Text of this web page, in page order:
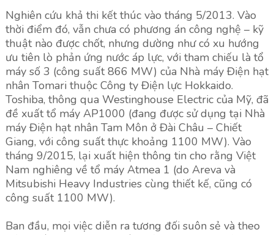
Nghiên cứu khả thi kết thúc vào tháng 5/2013. Vào
thời điểm đó, vẫn chưa có phương án công nghệ – kỹ
thuật nào được chốt, nhưng dường như có xu hướng
ưu tiên lò phản ứng nước áp lực, với tham chiếu là tổ
máy số 3 (công suất 866 MW) của Nhà máy Điện hạt
nhân Tomari thuộc Công ty Điện lực Hokkaido.
Toshiba, thông qua Westinghouse Electric của Mỹ, đã
đề xuất tổ máy AP1000 (đang được sử dụng tại Nhà
máy Điện hạt nhân Tam Môn ở Đài Châu – Chiết
Giang, với công suất thực khoảng 1100 MW). Vào
tháng 9/2015, lại xuất hiện thông tin cho rằng Việt
Nam nghiêng về tổ máy Atmea 1 (do Areva và
Mitsubishi Heavy Industries cùng thiết kế, cũng có
công suất 1100 MW).
Ban đầu, mọi việc diễn ra tương đối suôn sẻ và theo